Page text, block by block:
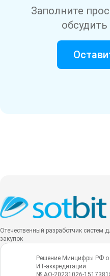
Заполните
Отечественный разработчик систем
закупок
Решение Минцифры РФ о
ИТ-аккредитации
№ АО-20231026-